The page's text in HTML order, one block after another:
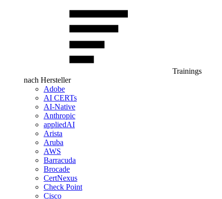
Trainings
nach Hersteller
Adobe
AI CERTs
AI-Native
Anthropic
appliedAI
Arista
Aruba
AWS
Barracuda
Brocade
CertNexus
Check Point
Cisco